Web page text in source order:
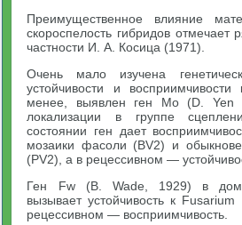
Преимущественное влияние
скороспелость гибридов отмечает
частности И. А. Косица (1971).
Очень мало изучена
устойчивости и
менее, выявлен ген Mo (D.
локализации в группе
состоянии ген дает
мозаики фасоли (BV2) и
(PV2), а в рецессивном —
Ген Fw (В. Wade, 1929) в
вызывает устойчивость к
рецессивном — восприимчивость.